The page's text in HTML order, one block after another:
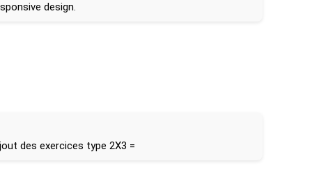
design.
des exercices type 2X3 =